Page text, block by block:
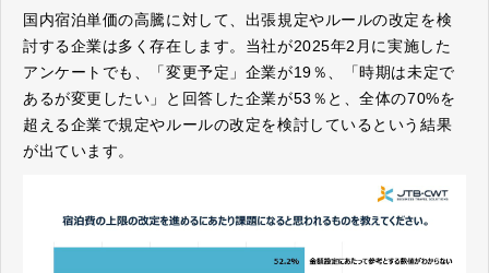
国内宿泊単価の高騰に対して、出張規定やルールの改定を検
討する企業は多く存在します。 当社が2025年2 月に実施した
アンケートでも、
「変更予定」企業が19％、「時期は未定で
あるが変更したい」と回答した企業が53 ％と、全体の70%を
超える企業で規定やルールの改定を検討しているという結果
が出ています。